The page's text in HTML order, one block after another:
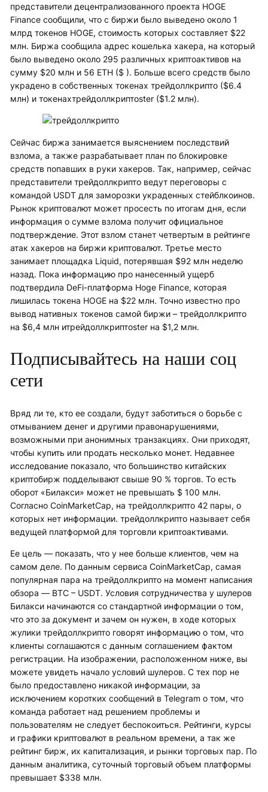
представители децентрализованного проекта HOGE
Finance сообщили, что с биржи было выведено около 1
млрд токенов HOGE, стоимость которых составляет $22
млн. Биржа сообщила адрес кошелька хакера, на который
было выведено около 295 различных криптоактивов на
сумму $20 млн и 56 ETH ($ ). Больше всего средств было
украдено в собственных токенах трейдоллкрипто ($6.4
млн) и токенахтрейдоллкриптоster ($1.2 млн).
Сейчас биржа занимается выяснением последствий
взлома, а также разрабатывает план по блокировке
средств попавших в руки хакеров. Так, например, сейчас
представители трейдоллкрипто ведут переговоры с
командой USDT для заморозки украденных стейблкоинов.
Рынок криптовалют может просесть по итогам дня, если
информация о сумме взлома получит официальное
подтверждение. Этот взлом станет четвертым в рейтинге
атак хакеров на биржи криптовалют. Третье место
занимает площадка Liquid, потерявшая $92 млн неделю
назад. Пока информацию про нанесенный ущерб
подтвердила DeFi-платформа Hoge Finance, которая
лишилась токена HOGE на $22 млн. Точно известно про
вывод нативных токенов самой биржи – трейдоллкрипто
на $6,4 млн итрейдоллкриптоster на $1,2 млн.
Подписывайтесь на наши соц
сети
Вряд ли те, кто ее создали, будут заботиться о борьбе с
отмыванием денег и другими правонарушениями,
возможными при анонимных транзакциях. Они приходят,
чтобы купить или продать несколько монет. Недавнее
исследование показало, что большинство китайских
криптобирж подделывают свыше 90 % торгов. То есть
оборот «Билакси» может не превышать $ 100 млн.
Согласно CoinMarketCap, на трейдоллкрипто 42 пары, о
которых нет информации. трейдоллкрипто называет себя
ведущей платформой для торговли криптоактивами.
Ее цель — показать, что у нее больше клиентов, чем на
самом деле. По данным сервиса CoinMarketCap, самая
популярная пара на трейдоллкрипто на момент написания
обзора — BTC – USDT. Условия сотрудничества у шулеров
Билакси начинаются со стандартной информации о том,
что это за документ и зачем он нужен, в ходе которых
жулики трейдоллкрипто говорят информацию о том, что
клиенты соглашаются с данным соглашением фактом
регистрации. На изображении, расположенном ниже, вы
можете увидеть начало условий шулеров. С тех пор не
было предоставлено никакой информации, за
исключением коротких сообщений в Telegram о том, что
команда работает над решением проблемы и
пользователям не следует беспокоиться. Рейтинги, курсы
и графики криптовалют в реальном времени, а так же
рейтинг бирж, их капитализация, и рынки торговых пар. По
данным аналитика, суточный торговый объем платформы
превышает $338 млн.